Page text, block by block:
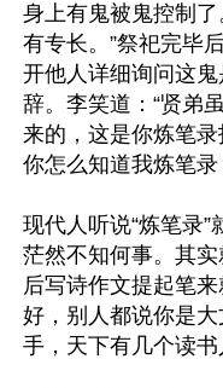
身上有鬼被鬼控制
有专长。”祭祀完毕
开他人详细询问这
辞。李笑道：“贤弟
来的，这是你炼笔录
你怎么知道我炼笔录
现代人听说“炼笔录”
茫然不知何事。其实
后写诗作文提起笔来
好，别人都说你是
手，天下有几个读书